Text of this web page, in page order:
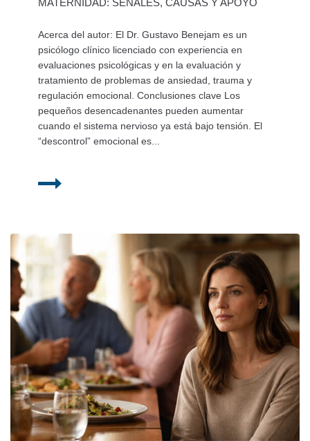
MATERNIDAD: SEÑALES, CAUSAS Y APOYO
Acerca del autor: El Dr. Gustavo Benejam es un
psicólogo clínico licenciado con experiencia en
evaluaciones psicológicas y en la evaluación y
tratamiento de problemas de ansiedad, trauma y
regulación emocional. Conclusiones clave Los
pequeños desencadenantes pueden aumentar
cuando el sistema nervioso ya está bajo tensión. El
“descontrol” emocional es...